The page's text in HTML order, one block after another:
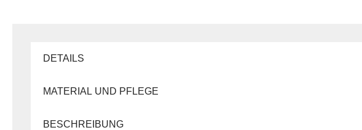
DETAILS
MATERIAL UND PFLEGE
BESCHREIBUNG